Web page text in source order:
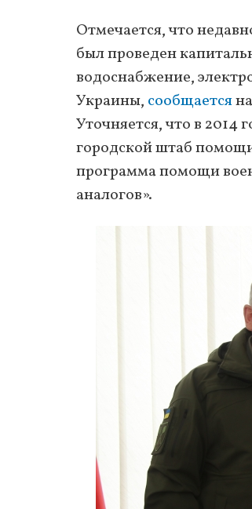
Отмечается, что
был проведен
водоснабжение,
Украины, сообщается
Уточняется, что в 2014
городской штаб
программа помощи
аналогов».